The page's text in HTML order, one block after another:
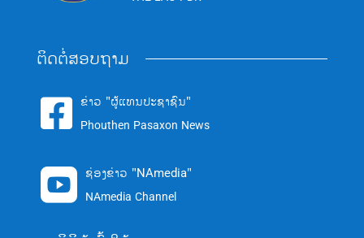
ຕິດຕໍ່ສອບຖາມ
 ຂ່າວ "ຜູ້ແທນປະຊາຊົນ"
Phouthen Pasaxon News
 ຊ່ອງຂ່າວ "NAmedia"
NAmedia Channel